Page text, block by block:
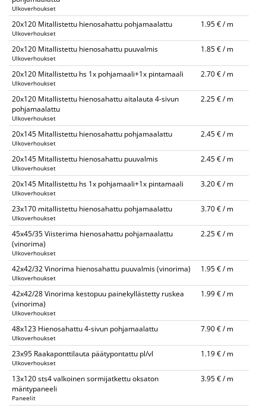
Ulkoverhoukset
20x120 Mitallistettu hienosahattu pohjamaalattu
Ulkoverhoukset
1.95 € / m
20x120 Mitallistettu hienosahattu puuvalmis
Ulkoverhoukset
1.85 € / m
20x120 Mitallistettu hs 1x pohjamaali+1x pintamaali
Ulkoverhoukset
2.70 € / m
20x120 Mitallistettu hienosahattu aitalauta 4-sivun
pohjamaalattu
Ulkoverhoukset
2.25 € / m
20x145 Mitallistettu hienosahattu pohjamaalattu
Ulkoverhoukset
2.45 € / m
20x145 Mitallistettu hienosahattu puuvalmis
Ulkoverhoukset
2.45 € / m
20x145 Mitallistettu hs 1x pohjamaali+1x pintamaali
Ulkoverhoukset
3.20 € / m
23x170 mitallistettu hienosahattu pohjamaalattu
Ulkoverhoukset
3.70 € / m
45x45/35 Viisterima hienosahattu pohjamaalattu
(vinorima)
Ulkoverhoukset
2.25 € / m
42x42/32 Vinorima hienosahattu puuvalmis (vinorima)
Ulkoverhoukset
1.95 € / m
42x42/28 Vinorima kestopuu painekyllästetty ruskea
(vinorima)
Ulkoverhoukset
1.99 € / m
48x123 Hienosahattu 4-sivun pohjamaalattu
Ulkoverhoukset
7.90 € / m
23x95 Raakaponttilauta päätypontattu pl/vl
Ulkoverhoukset
1.19 € / m
13x120 sts4 valkoinen sormijatkettu oksaton
mäntypaneeli
Paneelit
3.95 € / m